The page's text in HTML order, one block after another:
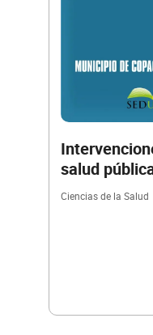
salud
Ciencias de la Salud